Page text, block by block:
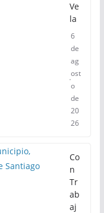
Ve
la
6
de
ag
ost
o
de
20
26
Co
n
Tr
ab
aj